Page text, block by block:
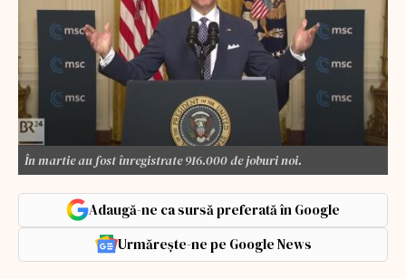
În martie au fost înregistrate 916.000 de joburi noi.
Adaugă-ne ca sursă preferată în Google
Urmărește-ne pe Google News